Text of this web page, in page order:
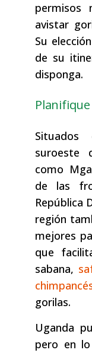
permisos
avistar
Su
de su
disponga.
suroeste
como
de las
República
región
mejores
que
sabana,
gorilas.
Uganda
pero en